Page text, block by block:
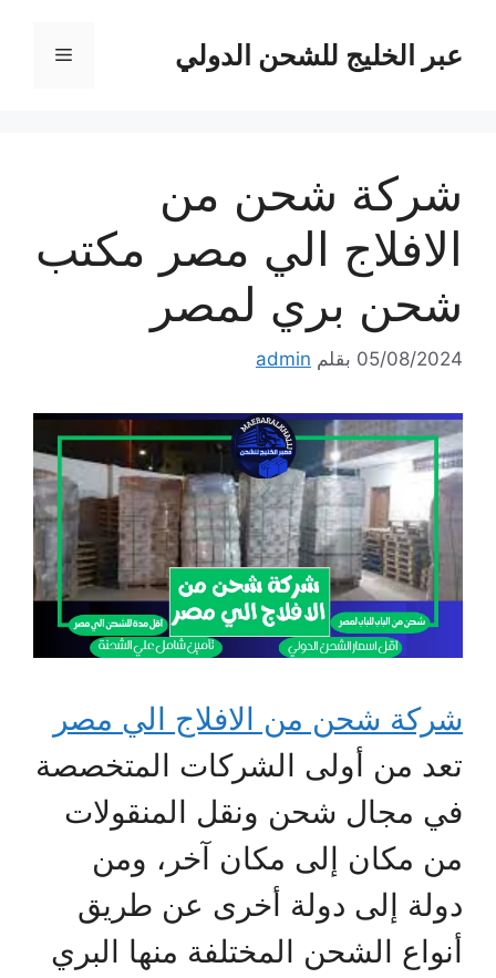
المحتوىعبر الخليج للشحن الدولي القائمة
شركة شحن من
الافلاج الي مصر مكتب
شحن بري لمصر
05/08/2024 بقلم admin
شركة شحن من الافلاج الي مصر
تعد من أولى الشركات المتخصصة
في مجال شحن ونقل المنقولات
من مكان إلى مكان آخر، ومن
دولة إلى دولة أخرى عن طريق
أنواع الشحن المختلفة منها البري